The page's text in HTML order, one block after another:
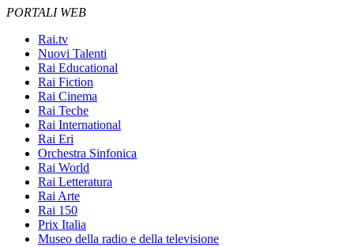
PORTALI WEB
Rai.tv
Nuovi Talenti
Rai Educational
Rai Fiction
Rai Cinema
Rai Teche
Rai International
Rai Eri
Orchestra Sinfonica
Rai World
Rai Letteratura
Rai Arte
Rai 150
Prix Italia
Museo della radio e della televisione